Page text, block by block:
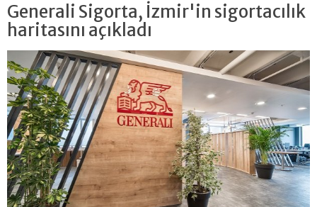
Generali Sigorta, İzmir'in sigortacılık
haritasını açıkladı